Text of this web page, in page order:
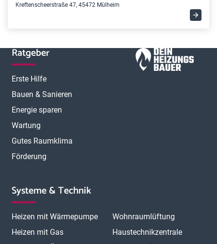
Kreftenscheerstraße 47, 45472 Mülheim
Ratgeber
Erste Hilfe
Bauen & Sanieren
Energie sparen
Wartung
Gutes Raumklima
Förderung
Systeme & Technik
Heizen mit Wärmepumpe
Heizen mit Gas
Wohnraumlüftung
Haustechnikzentrale